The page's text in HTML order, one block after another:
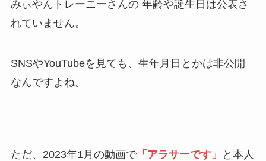
みぃやんトレーニーさんの 年齢や誕生日は公表さ
れていません。
SNSやYouTubeを見ても、生年月日とかは非公開
なんですよね。
ただ、2023年1月の動画で「アラサーです」
と本人